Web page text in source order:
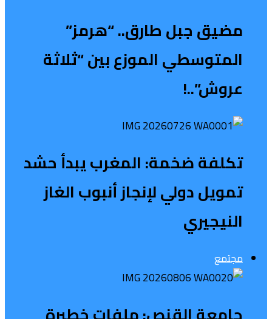
مضيق جبل طارق.. “هرمز”
المتوسطي الموزع بين “ثلاثة
عروش”..!
تكلفة ضخمة: المغرب يبدأ حشد
تمويل دولي لإنجاز أنبوب الغاز
النيجيري
مجتمع